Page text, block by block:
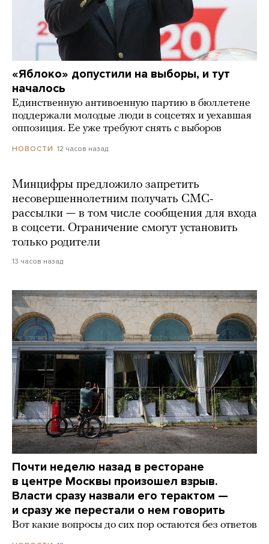
«Яблоко» допустили на выборы, и тут
началось
Единственную антивоенную партию в бюллетене
поддержали молодые люди в соцсетях и уехавшая
оппозиция. Ее уже требуют снять с выборов
НОВОСТИ 12 часов назад
Минцифры предложило запретить
несовершеннолетним получать СМС-
рассылки — в том числе сообщения для входа
в соцсети. Ограничение смогут установить
только родители
13 часов назад
Почти неделю назад в ресторане
в центре Москвы произошел взрыв.
Власти сразу назвали его терактом —
и сразу же перестали о нем говорить
Вот какие вопросы до сих пор остаются без ответов